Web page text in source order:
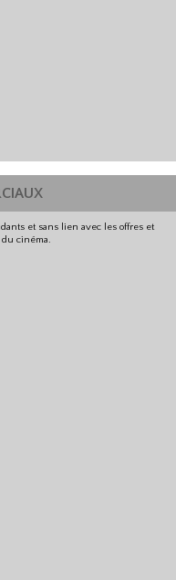
et sans lien avec les offres et
du cinéma.